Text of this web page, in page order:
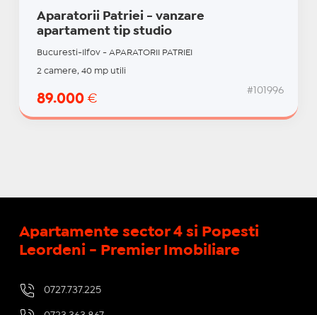
Aparatorii Patriei - vanzare
apartament tip studio
Bucuresti-Ilfov - APARATORII PATRIEI
2 camere, 40 mp utili
89.000 €
#101996
Apartamente sector 4 si Popesti
Leordeni - Premier Imobiliare
0727.737.225